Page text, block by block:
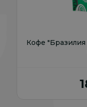
Кофе